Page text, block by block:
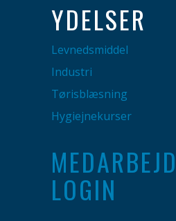
YDELSER
Levnedsmiddel
Industri
Tørisblæsning
Hygiejnekurser
LOGIN